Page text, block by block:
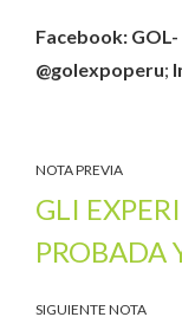
Facebook:
@golexpoperu;
NOTA PREVIA
GLI
PROBADA
SIGUIENTE NOTA